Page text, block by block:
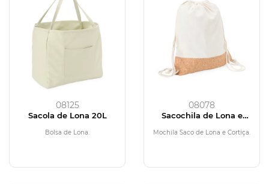
08125
Sacola de Lona 20L
Bolsa de Lona.
08078
Sacochila de Lona e
Mochila Saco de Lona e Cortiça.